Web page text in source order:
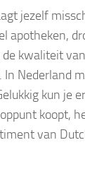
​​jezelf
apotheken,
de kwaliteit
In Nederland
kun je
koopt,
van